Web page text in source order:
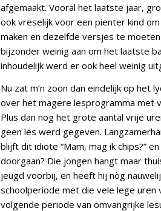
afgemaakt. Vooral het laatste jaar,
ook vreselijk voor een pienter kind
maken en dezelfde versjes te
bijzonder weinig aan om het laatste
inhoudelijk werd er ook heel weinig
Nu zat m’n zoon dan eindelijk op het
over het magere lesprogramma met
Plus dan nog het grote aantal vrije
geen les werd gegeven.
blijft dit idiote “Mam, mag ik chips?”
doorgaan? Die jongen hangt maar
jeugd voorbij, en heeft hij nòg
schoolperiode met die vele lege
volgende periode van omvangrijke